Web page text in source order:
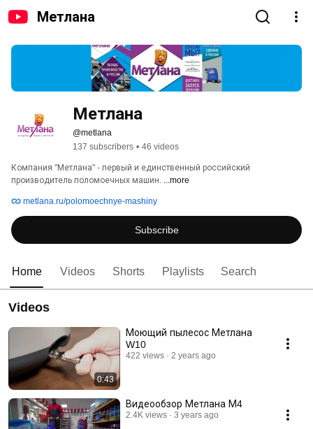
Метлана
Метлана
@metlana
137 subscribers • 46 videos
Компания "Метлана" - первый и единственный российский
производитель поломоечных машин. ...more
metlana.ru/polomoechnye-mashiny
Subscribe
Home Videos Shorts Playlists Search
Videos
0:43
Моющий пылесос Метлана
W10
422 views 2 years ago
Видеообзор Метлана М4
2.4K views 3 years ago